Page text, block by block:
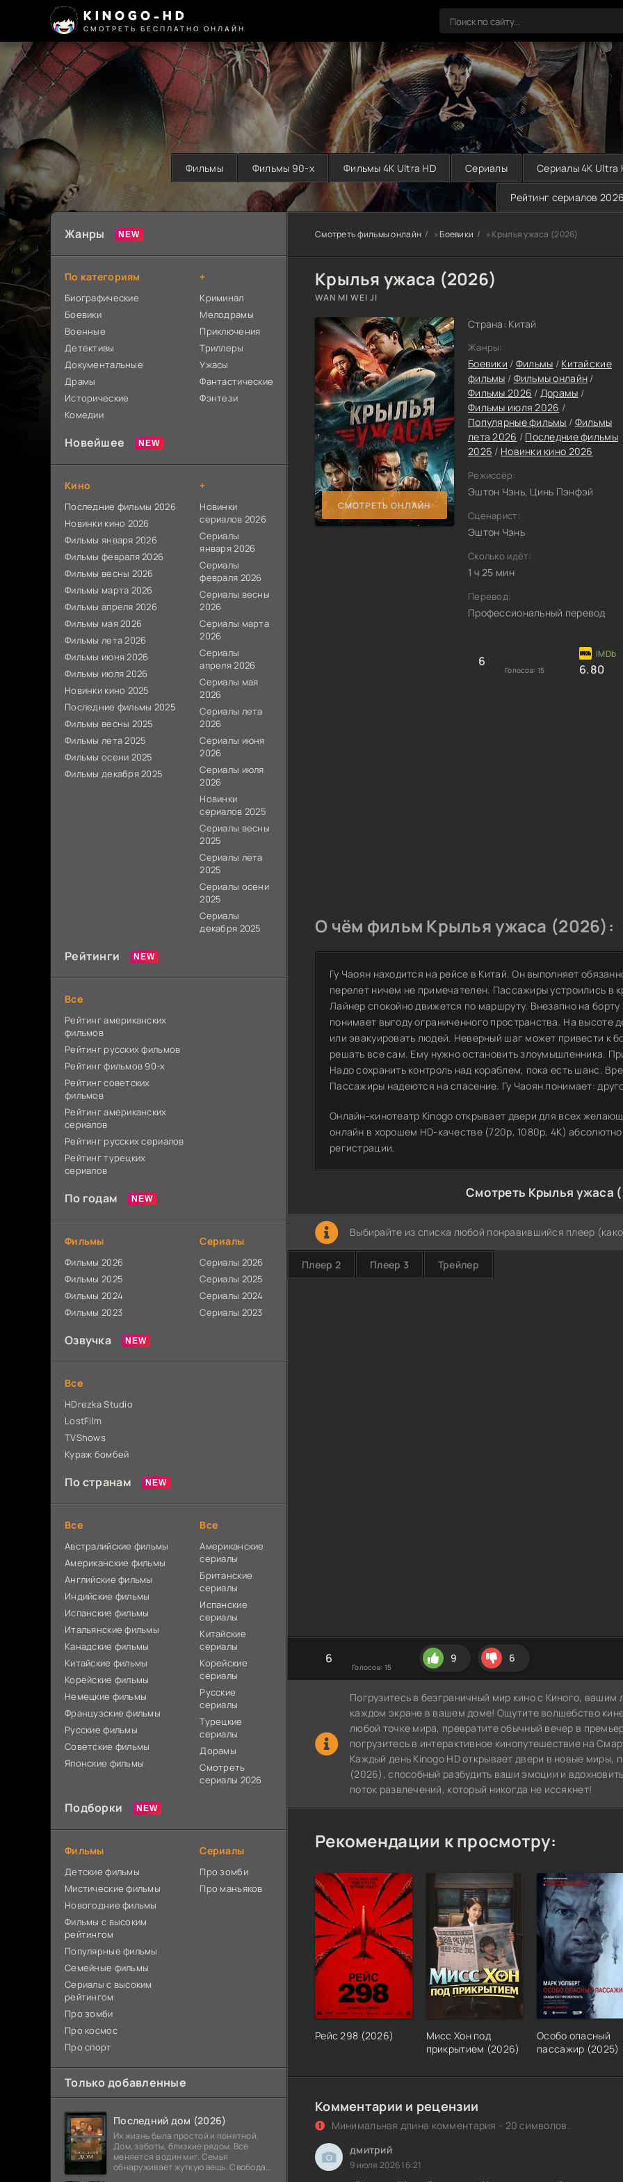
KINOGO-HD
СМОТРЕТЬ БЕСПЛАТНО ОНЛАЙН
Фильмы Фильмы 90-х Фильмы 4K Ultra HD Сериалы Сериалы 4K Ultra
Рейтинг сериалов 2026
Смотреть фильмы онлайн »Боевики » Крылья ужаса (2026)
Крылья ужаса (2026)
WAN MI WEI JI
СМОТРЕТЬ ОНЛАЙН
Страна: Китай
Жанры:
Боевики / Фильмы / Китайские
фильмы / Фильмы онлайн /
Фильмы 2026 / Дорамы /
Фильмы июля 2026 /
Популярные фильмы / Фильмы
лета 2026 / Последние фильмы
2026 / Новинки кино 2026
Режиссёр:
Эштон Чэнь, Цинь Пэнфэй
Сценарист:
Эштон Чэнь
Сколько идёт:
1 ч 25 мин
Перевод:
Профессиональный перевод
6
Голосов: 15 6.80
О чём фильм Крылья ужаса (2026):
Гу Чаоян находится на рейсе в Китай. Он выполняет
перелет ничем не примечателен. Пассажиры устроились в
Лайнер спокойно движется по маршруту. Внезапно на
понимает выгоду ограниченного пространства. На высоте
или эвакуировать людей. Неверный шаг может привести к
решать все сам. Ему нужно остановить злоумышленника.
Надо сохранить контроль над кораблем, пока есть шанс.
Пассажиры надеются на спасение. Гу Чаоян понимает:
Онлайн-кинотеатр Kinogo открывает двери для всех
онлайн в хорошем HD-качестве (720p, 1080p, 4K)
регистрации.
Смотреть Крылья ужаса
Выбирайте из списка любой понравившийся плеер
Плеер 2 Плеер 3 Трейлер
6
Голосов: 15
9 6
Погрузитесь в безграничный мир кино с Киного,
каждом экране в вашем доме! Ощутите волшебство
любой точке мира, превратите обычный вечер в
погрузитесь в интерактивное кинопутешествие на
Каждый день Kinogo HD открывает двери в новые
(2026), способный разбудить ваши эмоции и
поток развлечений, который никогда не иссякнет!
Рекомендации к просмотру:
Рейс 298 (2026)
Мисс Хон под
прикрытием (2026)
Особо опасный
пассажир (2025)
Комментарии и рецензии
Минимальная длина комментария - 20 символов.
дмитрий
9 июля 2026 16:21
Жанры
По категориям
Биографические
Боевики
Военные
Детективы
Документальные
Драмы
Исторические
Комедии
+
Криминал
Мелодрамы
Приключения
Триллеры
Ужасы
Фантастические
Фэнтези
Новейшее
Кино
Последние фильмы 2026
Новинки кино 2026
Фильмы января 2026
Фильмы февраля 2026
Фильмы весны 2026
Фильмы марта 2026
Фильмы апреля 2026
Фильмы мая 2026
Фильмы лета 2026
Фильмы июня 2026
Фильмы июля 2026
Новинки кино 2025
Последние фильмы 2025
Фильмы весны 2025
Фильмы лета 2025
Фильмы осени 2025
Фильмы декабря 2025
+
Новинки
сериалов 2026
Сериалы
января 2026
Сериалы
февраля 2026
Сериалы весны
2026
Сериалы марта
2026
Сериалы
апреля 2026
Сериалы мая
2026
Сериалы лета
2026
Сериалы июня
2026
Сериалы июля
2026
Новинки
сериалов 2025
Сериалы весны
2025
Сериалы лета
2025
Сериалы осени
2025
Сериалы
декабря 2025
Рейтинги
Все
Рейтинг американских
фильмов
Рейтинг русских фильмов
Рейтинг фильмов 90-х
Рейтинг советских
фильмов
Рейтинг американских
сериалов
Рейтинг русских сериалов
Рейтинг турецких
сериалов
По годам
Фильмы
Фильмы 2026
Фильмы 2025
Фильмы 2024
Фильмы 2023
Сериалы
Сериалы 2026
Сериалы 2025
Сериалы 2024
Сериалы 2023
Озвучка
Все
HDrezka Studio
LostFilm
TVShows
Кураж бомбей
По странам
Все
Австралийские фильмы
Американские фильмы
Английские фильмы
Индийские фильмы
Испанские фильмы
Итальянские фильмы
Канадские фильмы
Китайские фильмы
Корейские фильмы
Немецкие фильмы
Французские фильмы
Русские фильмы
Советские фильмы
Японские фильмы
Все
Американские
сериалы
Британские
сериалы
Испанские
сериалы
Китайские
сериалы
Корейские
сериалы
Русские
сериалы
Турецкие
сериалы
Дорамы
Смотреть
сериалы 2026
Подборки
Фильмы
Детские фильмы
Мистические фильмы
Новогодние фильмы
Фильмы с высоким
рейтингом
Популярные фильмы
Семейные фильмы
Сериалы с высоким
рейтингом
Про зомби
Про космос
Про спорт
Сериалы
Про зомби
Про маньяков
Только добавленные
Последний дом (2026)
Их жизнь была простой и понятной.
Дом, заботы, близкие рядом. Все
меняется в один миг. Семья
обнаруживает жуткую вещь. Свобода